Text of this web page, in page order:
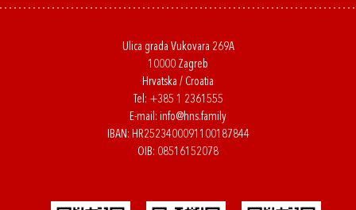
Ulica grada Vukovara 269A
10000 Zagreb
Hrvatska / Croatia
Tel: +385 1 2361555
E-mail: info@hns.family
IBAN: HR2523400091100187844
OIB: 08516152078